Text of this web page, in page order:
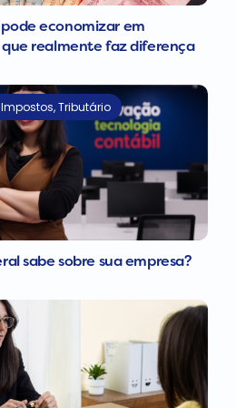
economizar em
que realmente faz diferença
Impostos,Tributário
sabe sobre sua empresa?